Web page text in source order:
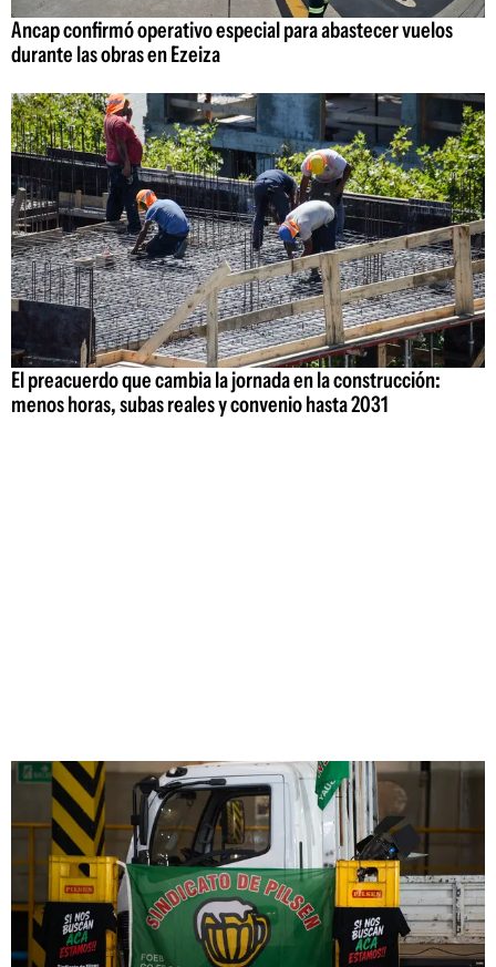
Ancap confirmó operativo especial para abastecer vuelos
durante las obras en Ezeiza
El preacuerdo que cambia la jornada en la construcción:
menos horas, subas reales y convenio hasta 2031